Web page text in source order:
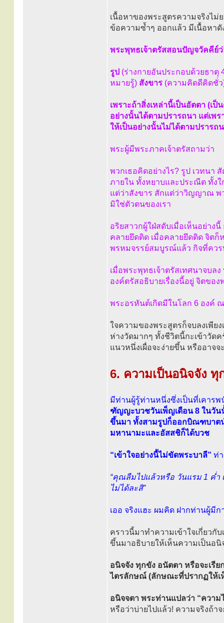
เนื้อหาของพระสูตรความจริงไม่
ข้อความซ้ำๆ ออกแล้ว มีเนื้อหาดั
พระพุทธเจ้าตรัสสอนปัญจวัคคีย์ว่
รูป (ร่างกายอันประกอบด้วยธา
หมายรู้) สังขาร (ความคิดดีคิดชั่
เพราะถ้าสิ่งเหล่านี้เป็นอัตตา (เ
อย่างนั้นได้ตามปรารถนา แต่เพ
ให้เป็นอย่างนั้นไม่ได้ตามปรารถ
พระผู้มีพระภาคเจ้าตรัสถามว่า
พวกเธอคิดอย่างไร? รูป เวทน
ภายใน ทั้งหยาบและประณีต ทั้ง
แต่ว่าสังขาร สักแต่ว่าวิญญาณ พ
มิใช่ตัวตนของเรา
อริยสาวกผู้ใฝ่สดับเมื่อเห็นอย่า
คลายยึดติด เมื่อคลายยึดติด จิต
พรหมจรรย์สมบูรณ์แล้ว กิจที่คว
เมื่อพระพุทธเจ้าตรัสเทศนาจบ
องค์ตรัสอธิบายเรื่องนี้อยู่ จิตข
พระอรหันต์เกิดมีในโลก 6 องค์
ใจความของพระสูตรก็จบลงเพีย
ห่างวัดมากๆ ทั้งชีวิตนี้กะเข้าวัดค
แนวหนึ่งเผื่อจะง่ายขึ้น หรืออาจ
6. ความเป็นอนิจจัง
มีท่านผู้รู้ท่านหนึ่งซึ่งเป็นที่เคาร
ฑัญญะบวชวันเพ็ญเดือน 8 ในวัน
ขึ้นมา ทั้งสามรูปก็ออกบิณฑบาตน
มหานามะและอัสสชิก็ได้บวช
“เข้าใจอย่างนี้ไม่ขัดพระบาลี” ท่
“คุณลืมไปแล้วหรือ วันแรม 1 ค่ำ
ไม่ได้ละสิ”
เออ จริงแฮะ ผมคิด ฝากท่านผู้มี
คราวนี้มาทำความเข้าใจเกี่ยวกับ
ขึ้นมาอธิบายให้เห็นความเป็นอนิ
อนิจจัง ทุกขัง อนัตตา หรือจะเรี
ไตรลักษณ์ (ลักษณะที่ปรากฏให้
อนิจจตา พระท่านแปลว่า “ความ
หรือว่าบ่ายไปแล้ว! ความจริงถ้า